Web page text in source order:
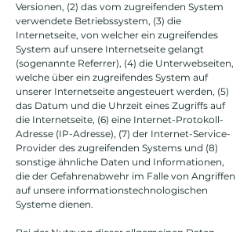
Versionen, (2) das vom zugreifenden System
verwendete Betriebssystem, (3) die
Internetseite, von welcher ein zugreifendes
System auf unsere Internetseite gelangt
(sogenannte Referrer), (4) die Unterwebseiten,
welche über ein zugreifendes System auf
unserer Internetseite angesteuert werden, (5)
das Datum und die Uhrzeit eines Zugriffs auf
die Internetseite, (6) eine Internet-Protokoll-
Adresse (IP-Adresse), (7) der Internet-Service-
Provider des zugreifenden Systems und (8)
sonstige ähnliche Daten und Informationen,
die der Gefahrenabwehr im Falle von Angriffen
auf unsere informationstechnologischen
Systeme dienen.